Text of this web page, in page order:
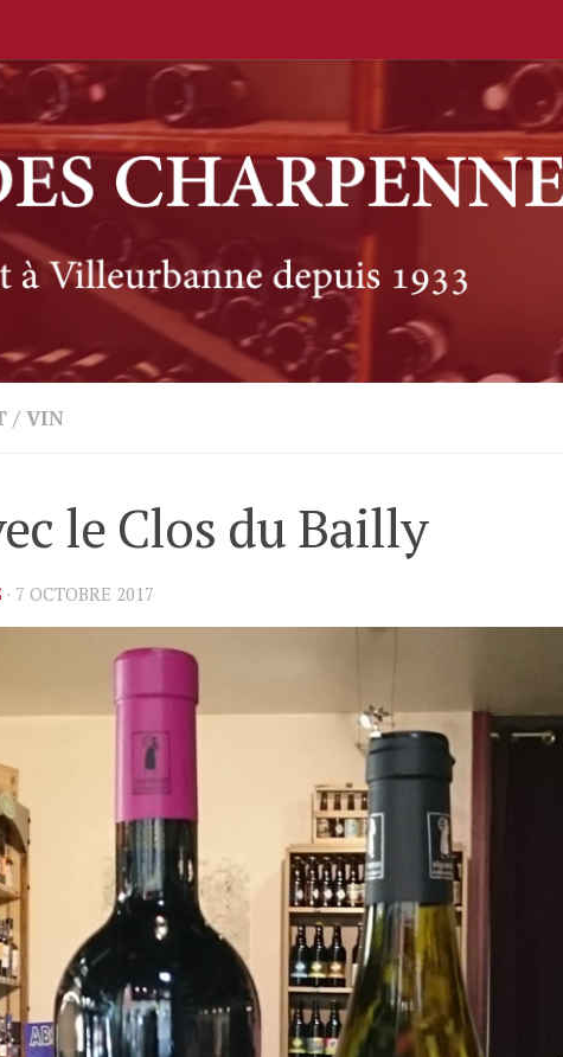
/ VIN
le Clos du Bailly
· 7 OCTOBRE 2017